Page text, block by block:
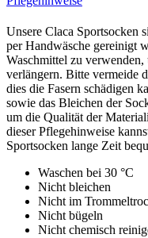
Socks
Unsere Claca Sportsocken
per Handwäsche gereinigt
Waschmittel zu
verlängern. Bitte vermeide
dies die Fasern schädigen
sowie das Bleichen der
um die Qualität der
dieser Pflegehinweise
Sportsocken lange Zeit
Waschen bei 30 °C
Nicht bleichen
Nicht im
Nicht bügeln
Nicht chemisch